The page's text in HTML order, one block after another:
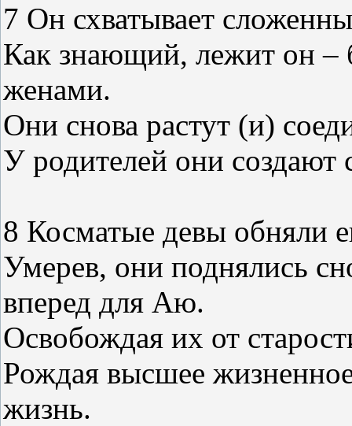
7 Он схватывает
Как знающий, лежит он –
женами.
Они снова растут (и)
У родителей они создают
8 Косматые девы обняли
Умерев, они поднялись
вперед для Аю.
Освобождая их от
Рождая высшее
жизнь.